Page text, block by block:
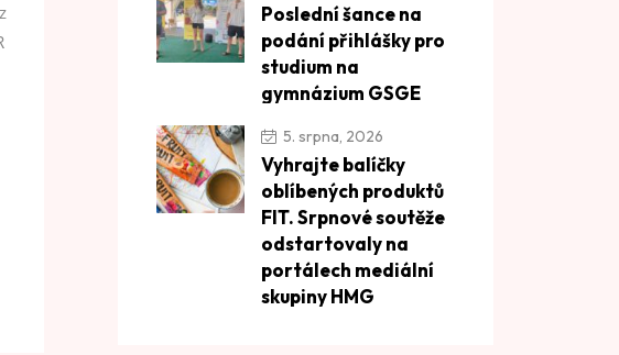
Poslední šance na
podání přihlášky pro
studium na
gymnázium GSGE
5. srpna, 2026
Vyhrajte balíčky
oblíbených produktů
FIT. Srpnové soutěže
odstartovaly na
portálech mediální
skupiny HMG